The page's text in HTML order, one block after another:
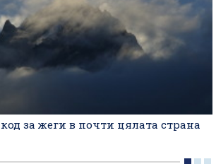
за жеги в почти цялата страна